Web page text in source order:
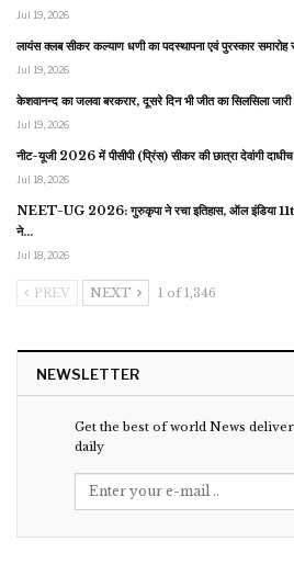
Jul 19, 2026
लायंस क्लब सीकर कल्याण धणी का पदस्थापना एवं पुरस्कार समारोह
Jul 19, 2026
केशवानन्द का जलवा बरकरार, दूसरे दिन भी जीत का सिलसिला जारी
Jul 19, 2026
नीट-यूजी 2026 में पीसीपी (प्रिंस) सीकर की छात्रा देवांगी दाधीच
Jul 18, 2026
NEET-UG 2026: गुरुकृपा ने रचा इतिहास, ऑल इंडिया
ने…
Jul 18, 2026
PREV NEXT 1 of 1,346
NEWSLETTER
Get the best of world News
daily